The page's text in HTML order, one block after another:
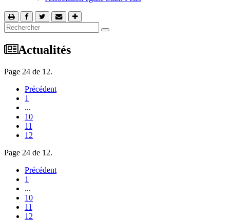
Actualités
Page 24 de 12.
Précédent
1
...
10
11
12
Page 24 de 12.
Précédent
1
...
10
11
12